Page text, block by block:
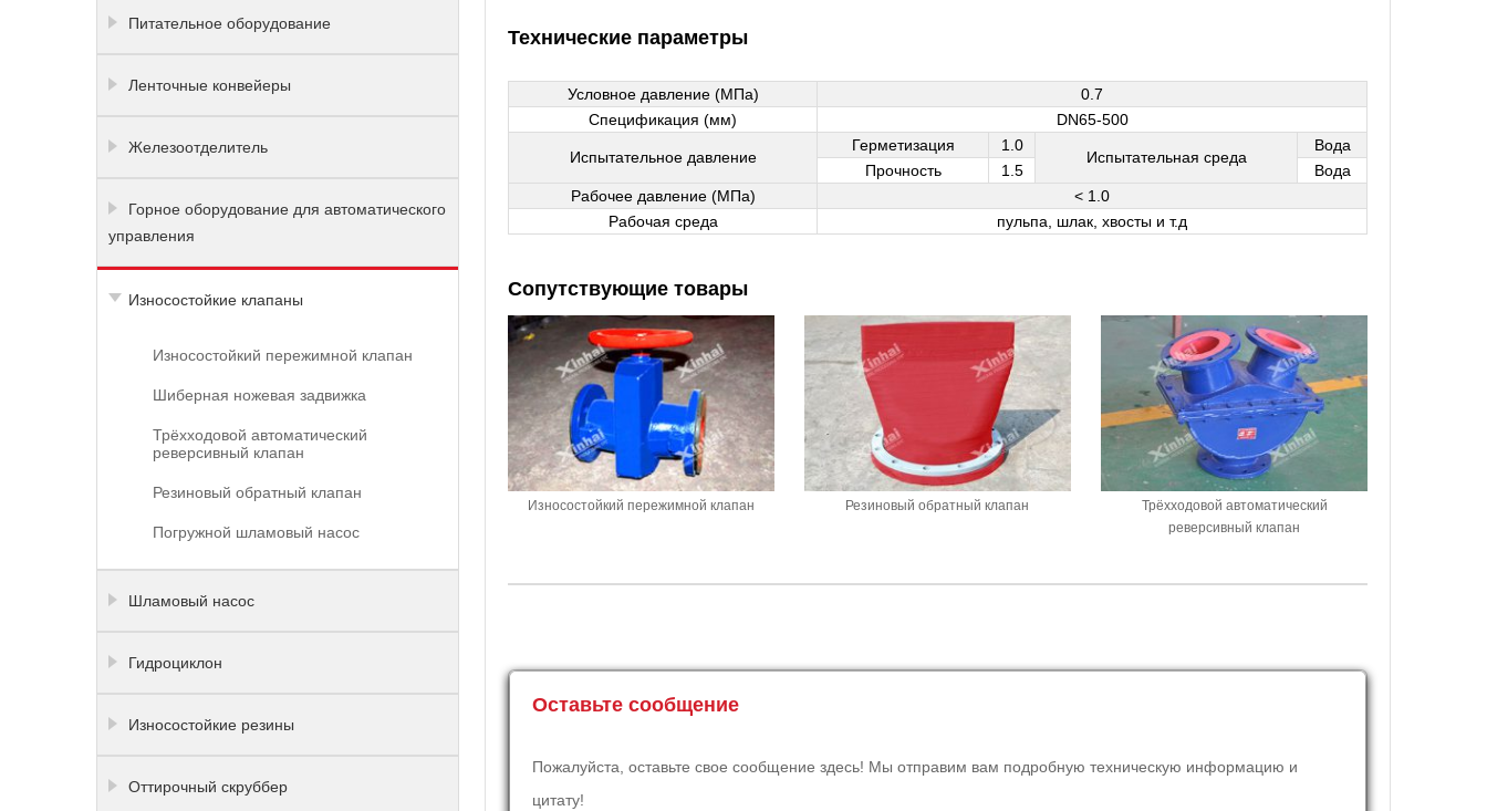
Технические параметры
Условное давление (MПa)
0.7
Спецификация (мм)
DN65-500
Испытательное давление
Герметизация 1.0
Испытательная среда
Вода
Прочность
1.5
Вода
Рабочее давление (МПа)
< 1.0
Рабочая среда
пульпа, шлак, хвосты и т.д
Сопутствующие товары
Износостойкий пережимной клапан Резиновый обратный клапан
Трёхходовой автоматический
реверсивный клапан
Оставьте сообщение
Пожалуйста, оставьте свое сообщение здесь! Мы отправим вам подробную техническую информацию и
цитату!
Питательное оборудование
Ленточные конвейеры
Железоотделитель
Горное оборудование для автоматического
управления
Износостойкие клапаны
Износостойкий пережимной клапан
Шиберная ножевая задвижка
Трёхходовой автоматический
реверсивный клапан
Резиновый обратный клапан
Погружной шламовый насос
Шламовый насос
Гидроциклон
Износостойкие резины
Оттирочный скруббер